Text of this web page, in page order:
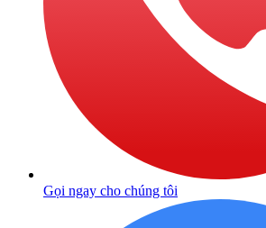
Gọi ngay cho chúng tôi